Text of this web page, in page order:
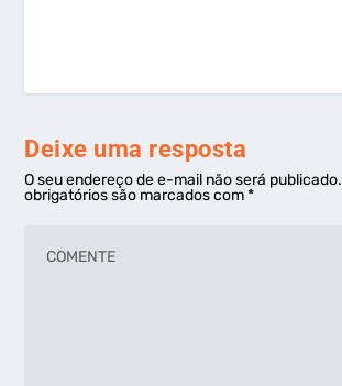
Deixe uma resposta
O seu endereço de e-mail não será publicado.
obrigatórios são marcados com*